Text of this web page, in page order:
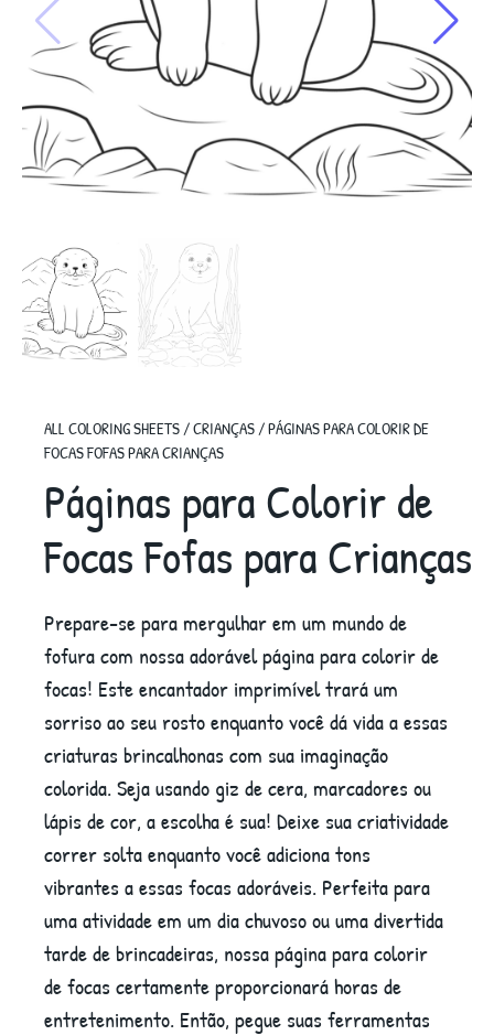
ALL COLORING SHEETS/CRIANÇAS/PÁGINAS PARA COLORIR DE
FOCAS FOFAS PARA CRIANÇAS
Páginas para Colorir de
Focas Fofas para Crianças
Prepare-se para mergulhar em um mundo de
fofura com nossa adorável página para colorir de
focas! Este encantador imprimível trará um
sorriso ao seu rosto enquanto você dá vida a essas
criaturas brincalhonas com sua imaginação
colorida. Seja usando giz de cera, marcadores ou
lápis de cor, a escolha é sua! Deixe sua criatividade
correr solta enquanto você adiciona tons
vibrantes a essas focas adoráveis. Perfeita para
uma atividade em um dia chuvoso ou uma divertida
tarde de brincadeiras, nossa página para colorir
de focas certamente proporcionará horas de
entretenimento. Então, pegue suas ferramentas